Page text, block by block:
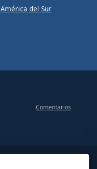
América del Sur
Comentarios